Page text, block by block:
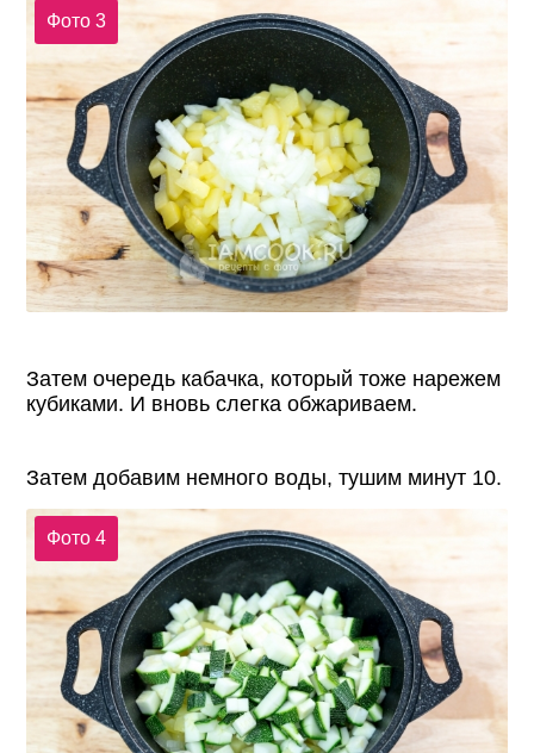
Фото 3
Затем очередь кабачка, который тоже нарежем
кубиками. И вновь слегка обжариваем.
Затем добавим немного воды, тушим минут 10.
Фото 4